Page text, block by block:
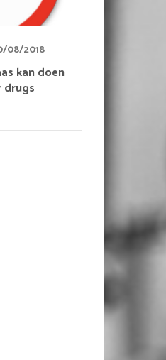
08/2018
kan doen
drugs